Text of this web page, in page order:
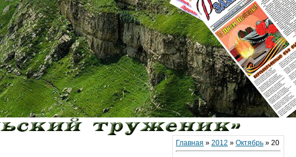
Главная » 2012 » Октябрь » 20